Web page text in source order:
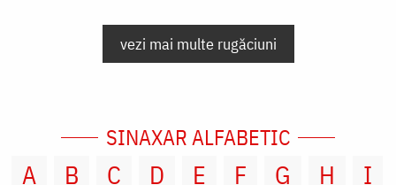
vezi mai multe rugăciuni
SINAXAR ALFABETIC
A B C D E F G H
I